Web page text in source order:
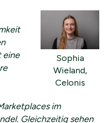
Sophia
Wieland,
Celonis
eine
im
Gleichzeitig sehen